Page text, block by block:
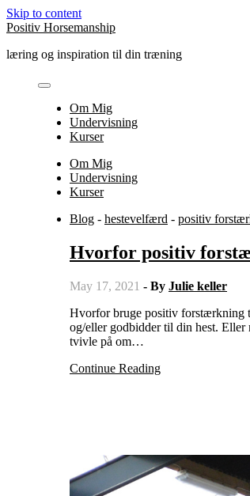
Skip to content
Positiv Horsemanship
læring og inspiration til din træning
Om Mig
Undervisning
Kurser
Om Mig
Undervisning
Kurser
Blog - hestevelfærd - positiv
Hvorfor positiv
May 17, 2021 - By Julie keller
Hvorfor bruge positiv forstærkning til din hest? Du sidder måske netop nu og overvejer at starte med at bruge klikker træning
og/eller godbidder til din hest. Eller
tvivle på om…
Continue Reading